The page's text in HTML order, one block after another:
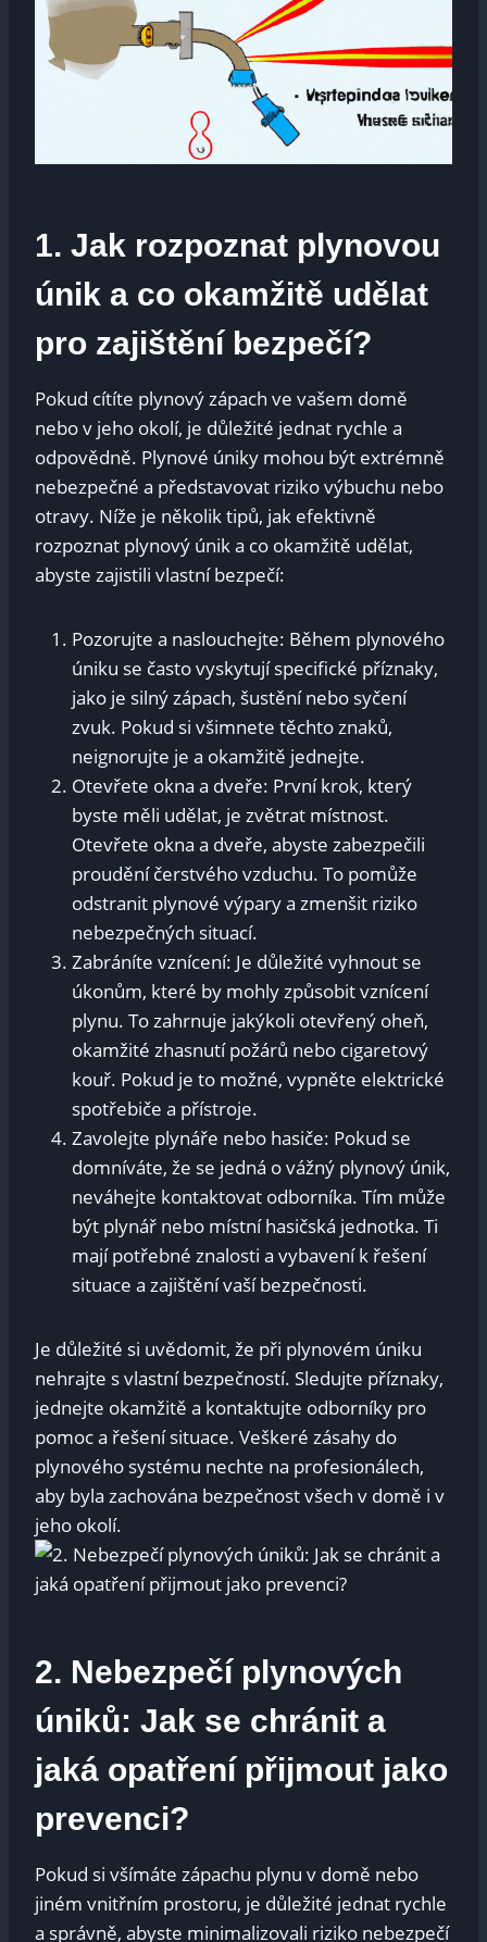
1. Jak rozpoznat plynovou
únik a co okamžitě udělat
pro zajištění bezpečí?
Pokud cítíte plynový zápach ve vašem domě
nebo v jeho okolí, je důležité jednat rychle a
odpovědně. Plynové úniky mohou být extrémně
nebezpečné a představovat riziko výbuchu nebo
otravy. Níže je několik tipů, jak efektivně
rozpoznat plynový únik a co okamžitě udělat,
abyste zajistili vlastní bezpečí:
Pozorujte a naslouchejte: Během plynového
úniku se často vyskytují specifické příznaky,
jako je silný zápach, šustění nebo syčení
zvuk. Pokud si všimnete těchto znaků,
neignorujte je a okamžitě jednejte.
Otevřete okna a dveře: První krok, který
byste měli udělat, je zvětrat místnost.
Otevřete okna a dveře, abyste zabezpečili
proudění čerstvého vzduchu. To pomůže
odstranit plynové výpary a zmenšit riziko
nebezpečných situací.
Zabráníte vznícení: Je důležité vyhnout se
úkonům, které by mohly způsobit vznícení
plynu. To zahrnuje jakýkoli otevřený oheň,
okamžité zhasnutí požárů nebo cigaretový
kouř. Pokud je to možné, vypněte elektrické
spotřebiče a přístroje.
Zavolejte plynáře nebo hasiče: Pokud se
domníváte, že se jedná o vážný plynový únik,
neváhejte kontaktovat odborníka. Tím může
být plynář nebo místní hasičská jednotka. Ti
mají potřebné znalosti a vybavení k řešení
situace a zajištění vaší bezpečnosti.
Je důležité si uvědomit, že při plynovém úniku
nehrajte s vlastní bezpečností. Sledujte příznaky,
jednejte okamžitě a kontaktujte odborníky pro
pomoc a řešení situace. Veškeré zásahy do
plynového systému nechte na profesionálech,
aby byla zachována bezpečnost všech v domě i v
jeho okolí.
2. Nebezpečí plynových
úniků: Jak se chránit a
jaká opatření přijmout jako
prevenci?
Pokud si všímáte zápachu plynu v domě nebo
jiném vnitřním prostoru, je důležité jednat rychle
a správně, abyste minimalizovali riziko nebezpečí